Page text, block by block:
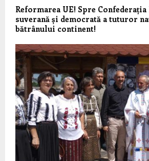
Reformarea UE! Spre Confederația
suverană și democrată a tuturor
bătrânului continent!